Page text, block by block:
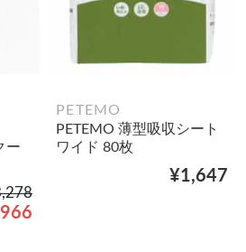
ー
PETEMO
PETEMO 薄型吸収シート
ワイド 80枚
¥1,647